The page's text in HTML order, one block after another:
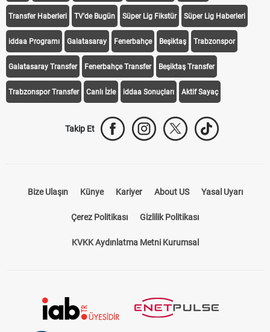
Transfer Haberleri TV'de Bugün Süper Lig Fikstür Süper Lig Haberleri
iddaa Programı Galatasaray Fenerbahçe Beşiktaş Trabzonspor
Galatasaray Transfer Fenerbahçe Transfer Beşiktaş Transfer
Trabzonspor Transfer Canlı İzle iddaa Sonuçları Aktif Sayaç
Takip Et
Bize Ulaşın Künye Kariyer About US Yasal Uyarı
Çerez Politikası Gizlilik Politikası
KVKK Aydınlatma Metni Kurumsal